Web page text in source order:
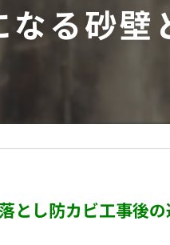
なる砂
とし防カビ工事後